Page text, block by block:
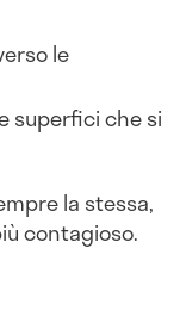
le
superfici che si
la stessa,
contagioso.